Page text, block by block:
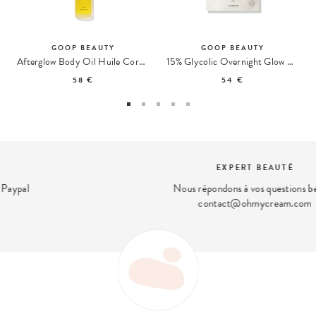
GOOP BEAUTY
Afterglow Body Oil Huile Corps Éclat
58 €
GOOP BEAUTY
15% Glycolic Overnight Glow Disques Peeling Éclat
54 €
Nous répondons à vos questions beauté
contact@ohmycream.com